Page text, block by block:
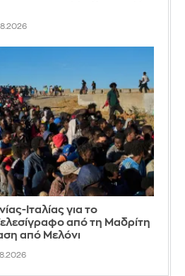
Ιταλίας για το
από τη Μαδρίτη
από Μελόνι